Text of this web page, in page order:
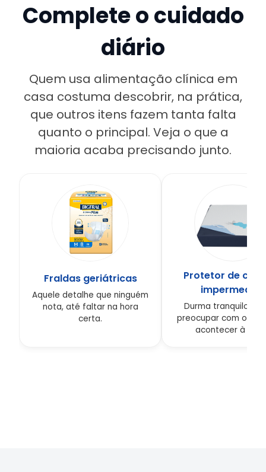
Complete o cuidado
diário
Quem usa alimentação clínica em
casa costuma descobrir, na prática,
que outros itens fazem tanta falta
quanto o principal. Veja o que a
maioria acaba precisando junto.
Fraldas geriátricas
Aquele detalhe que ninguém
nota, até faltar na hora
certa.
Protetor de
impermeável
Durma tranquilo,
preocupar com o
acontecer à